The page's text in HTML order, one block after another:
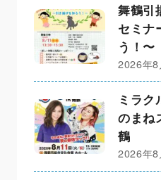
舞鶴引
セミナ
う！〜
2026年8
ミラク
のまね
鶴
2026年8